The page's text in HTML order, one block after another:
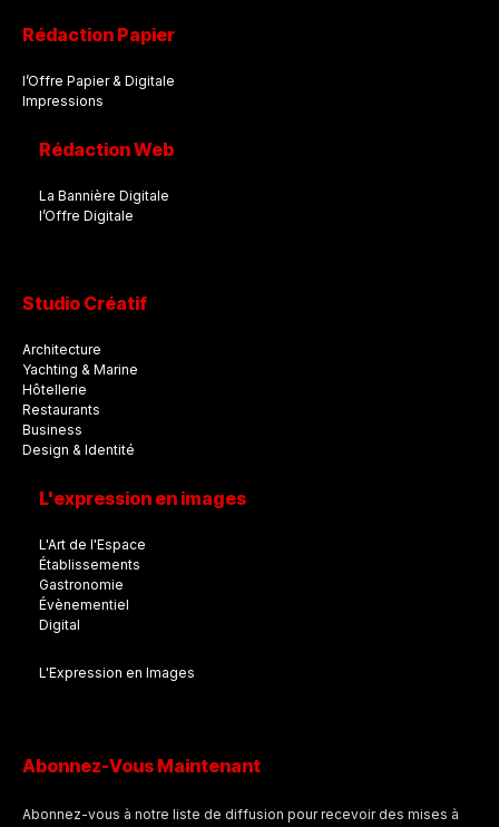
Rédaction Papier
l’Offre Papier & Digitale
Impressions
Rédaction Web
La Bannière Digitale
l’Offre Digitale
Studio Créatif
Architecture
Yachting & Marine
Hôtellerie
Restaurants
Business
Design & Identité
L'expression en images
L'Art de l'Espace
Établissements
Gastronomie
Évènementiel
Digital
L'Expression en Images
Abonnez-Vous Maintenant
Abonnez-vous à notre liste de diffusion pour recevoir des mises à